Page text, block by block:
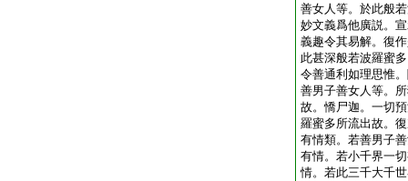
善女人等。於此般
妙文義爲他廣説。
義趣令其易解。復
此甚深般若波羅蜜
令善通利如理思惟
善男子善女人等。
故。憍尸迦。一切
羅蜜多所流出故。
有情類。若善男子
有情。若小千界一
情。若此三千大千